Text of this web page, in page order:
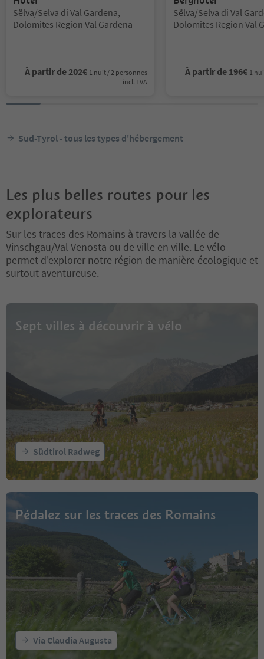
Emplacement:
Sëlva/Selva di Val Gardena,
Dolomites Region Val Gardena
À partir de 202€ 1 nuit / 2 personnes
incl. TVA
Emplacement:
Sëlva/Selva di Val
Dolomites Region Val
À partir de 196€ 1
Sud-Tyrol - tous les types d'hébergement
Les plus belles routes pour les
explorateurs
Sur les traces des Romains à travers la vallée de
Vinschgau/Val Venosta ou de ville en ville. Le vélo
permet d'explorer notre région de manière écologique et
surtout aventureuse.
Sept villes à découvrir à vélo
Südtirol Radweg
Pédalez sur les traces des Romains
Via Claudia Augusta